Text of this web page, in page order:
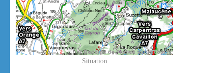
Situation